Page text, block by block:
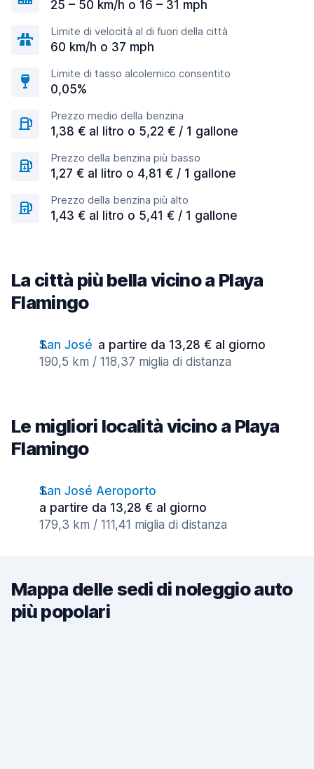
25 – 50 km/h o 16 – 31 mph
Limite di velocità al di fuori della città
60 km/h o 37 mph
Limite di tasso alcolemico consentito
0,05%
Prezzo medio della benzina
1,38 € al litro o 5,22 € / 1 gallone
Prezzo della benzina più basso
1,27 € al litro o 4,81 € / 1 gallone
Prezzo della benzina più alto
1,43 € al litro o 5,41 € / 1 gallone
La città più bella vicino a Playa
Flamingo
San José a partire da 13,28 € al giorno
190,5 km / 118,37 miglia di distanza
Le migliori località vicino a Playa
Flamingo
San José Aeroporto
a partire da 13,28 € al giorno
179,3 km / 111,41 miglia di distanza
Mappa delle sedi di noleggio auto
più popolari